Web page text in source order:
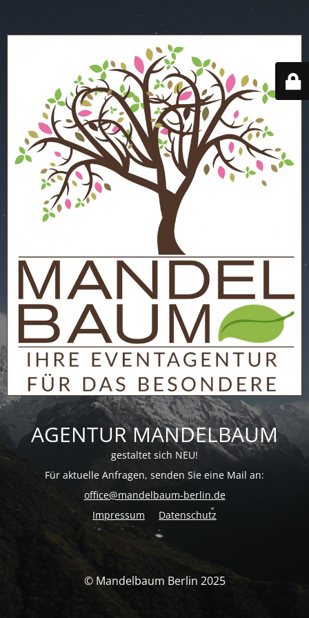
AGENTUR MANDELBAUM
gestaltet sich NEU!
Für aktuelle Anfragen, senden Sie eine Mail an:
office@mandelbaum-berlin.de
Impressum
Datenschutz
© Mandelbaum Berlin 2025